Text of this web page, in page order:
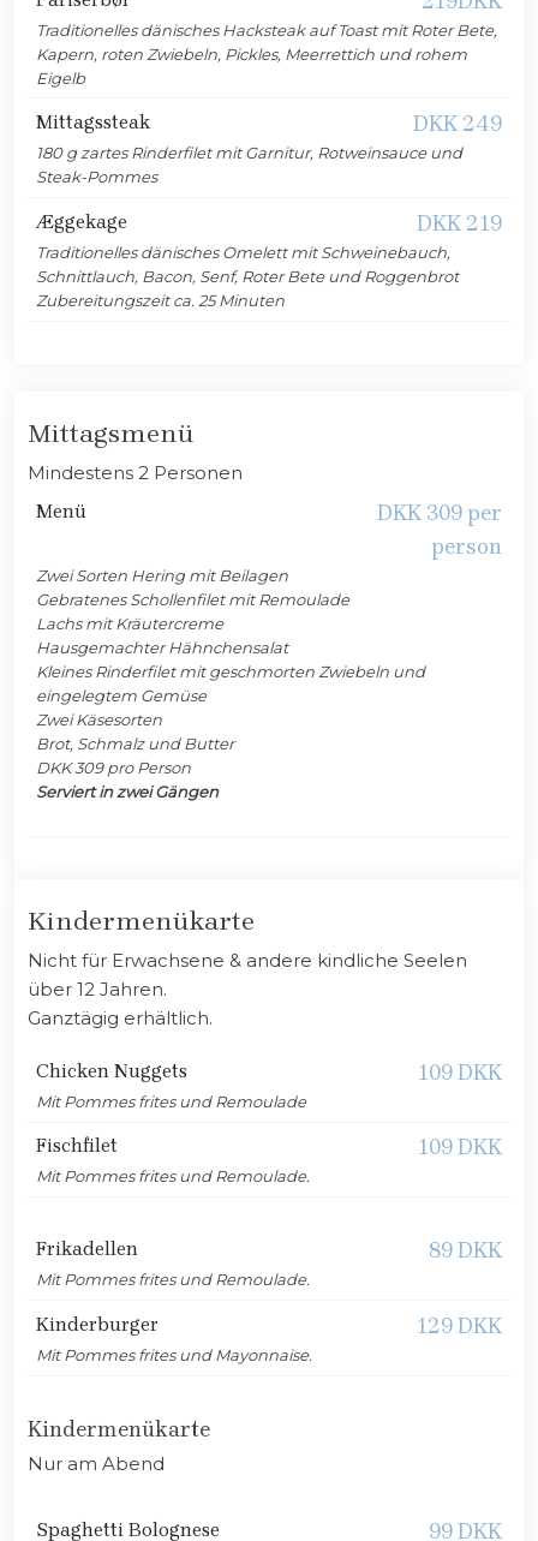
Traditionelles dänisches Hacksteak auf Toast mit Roter Bete,
Kapern, roten Zwiebeln, Pickles, Meerrettich und rohem
Eigelb
Mittagssteak DKK 249
180 g zartes Rinderfilet mit Garnitur, Rotweinsauce und
Steak-Pommes
Æggekage DKK 219
Traditionelles dänisches Omelett mit Schweinebauch,
Schnittlauch, Bacon, Senf, Roter Bete und Roggenbrot
Zubereitungszeit ca. 25 Minuten
Mittagsmenü
Mindestens 2 Personen
​Menü
DKK 309 per
person
Zwei Sorten Hering mit Beilagen
Gebratenes Schollenfilet mit Remoulade
Lachs mit Kräutercreme
Hausgemachter Hähnchensalat
Kleines Rinderfilet mit geschmorten Zwiebeln und
eingelegtem Gemüse
Zwei Käsesorten
Brot, Schmalz und Butter
DKK 309 pro Person
Serviert in zwei Gängen
Kindermenükarte
Nicht für Erwachsene & andere kindliche Seelen
über 12 Jahren.
Ganztägig erhältlich.
Chicken Nuggets ​109 DKK
Mit Pommes frites und Remoulade
Fischfilet 109 DKK
Mit Pommes frites und Remoulade.
Frikadellen 89 DKK
Mit Pommes frites und Remoulade.
Kinderburger 129 DKK
Mit Pommes frites und Mayonnaise.
Kindermenükarte
Nur am Abend​
Spaghetti Bolognese 99 DKK